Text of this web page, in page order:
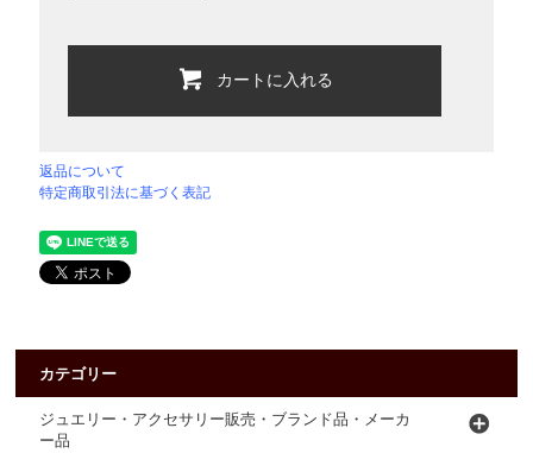
カートに入れる
返品について
特定商取引法に基づく表記
カテゴリー
ジュエリー・アクセサリー販売・ブランド品・メーカ
ー品